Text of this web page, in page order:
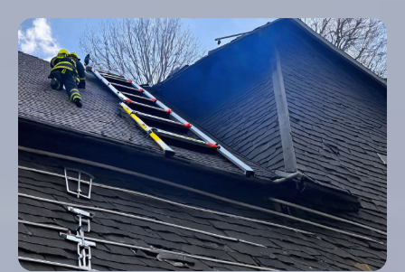
g
s
-
N
v
i
g
a
t